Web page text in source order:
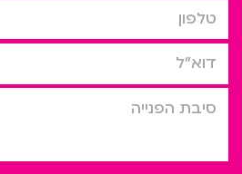
טלפון
דוא”ל
סיבת הפניה